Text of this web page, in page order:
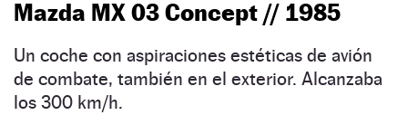
Mazda MX 03 Concept // 1985
Un coche con aspiraciones estéticas de avión
de combate, también en el exterior. Alcanzaba
los 300 km/h.